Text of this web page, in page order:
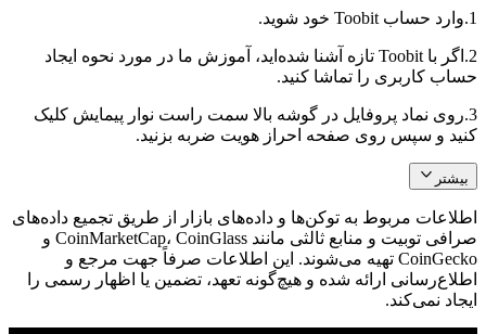
1. وارد حساب Toobit خود شوید.
2.
اگر با Toobit تازه آشنا شده‌اید، آموزش ما در مورد نحوه ایجاد
حساب کاربری را تماشا کنید.
3. روی نماد پروفایل در گوشه بالا سمت راست نوار پیمایش کلیک
کنید و سپس روی صفحه احراز هویت ضربه بزنید.
بیشتر
اطلاعات مربوط به توکن‌ها و داده‌های بازار از طریق تجمیع داده‌های
صرافی توبیت و منابع ثالثی مانند CoinMarketCap، CoinGlass و
CoinGecko تهیه می‌شوند. این اطلاعات صرفاً جهت مرجع و
اطلاع‌رسانی ارائه شده و هیچ‌گونه تعهد، تضمین یا اظهار رسمی را
ایجاد نمی‌کند.